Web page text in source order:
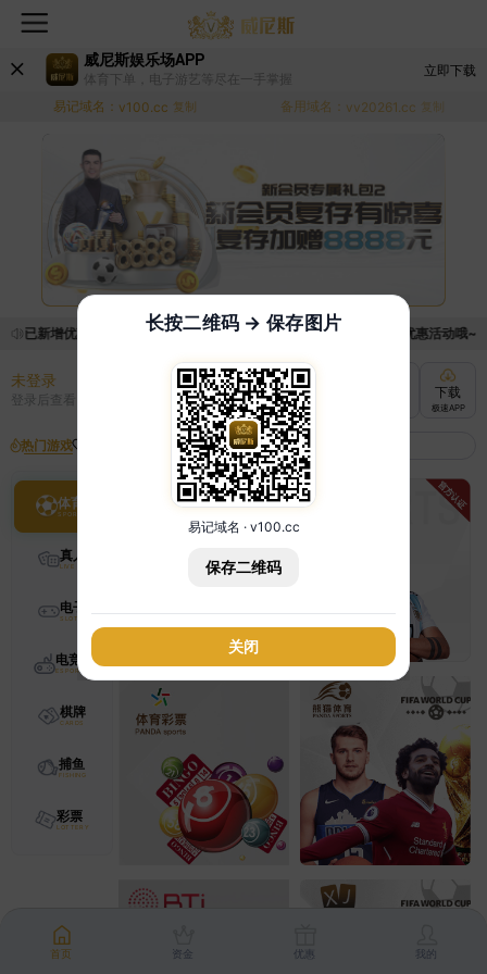
威尼斯娱乐场APP
体育下单，电子游艺等尽在一手掌握
立即下载
易记域名： v100.cc 复制 备用域名： vv20261.cc 复制
，已新增优惠系统，现在可以前往【福利中心】界面领取满足条件的优惠活动哦~
未登录
登录后查看 充值
快速到账
下载
极速APP
热门游戏
体育
真人
电子
电竞
棋牌
捕鱼
彩票
首页 资金 优惠 我的
长按二维码 → 保存图片
易记域名 · v100.cc
保存二维码
关闭